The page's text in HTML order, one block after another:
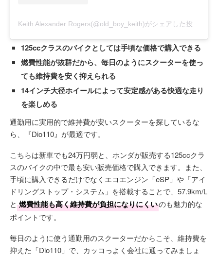
Keith Alexander Rogers(@old_boy_keith)がシェアした投稿
125ccクラスのバイクとしては手頃な価格で購入できる
燃費性能が抜群だから、毎日のようにスクーターを使っ
ても維持費を安く抑えられる
14インチ大径ホイールによって安定感がある快適な走り
を楽しめる
通勤用に実用的で維持費が安いスクーターを探しているな
ら、『Dio110』が最適です。
こちらは新車でも24万円弱と、ホンダが販売する125ccクラ
スのバイクの中で最も安い販売価格で購入できます。また、
手頃に購入できるだけでなくエコエンジン「eSP」や「アイ
ドリングストップ・システム」を搭載することで、57.9km/L
と 燃費性能も高く維持費が負担になりにくいのも魅力的な
ポイントです。
毎日のように使う通勤用のスクーターだからこそ、維持費を
抑えた「Dio110」で、カッコっよく会社に通ってみましょ